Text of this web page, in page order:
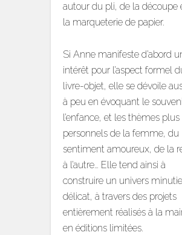
autour du pli, de la découpe
la marqueterie de papier.
Si Anne manifeste d’abord
intérêt pour l’aspect formel
livre-objet, elle se dévoile
à peu en évoquant le
l’enfance, et les thèmes plus
personnels de la femme, du
sentiment amoureux, de la
à l’autre… Elle tend ainsi à
construire un univers
délicat, à travers des projets
entièrement réalisés à la
en éditions limitées.